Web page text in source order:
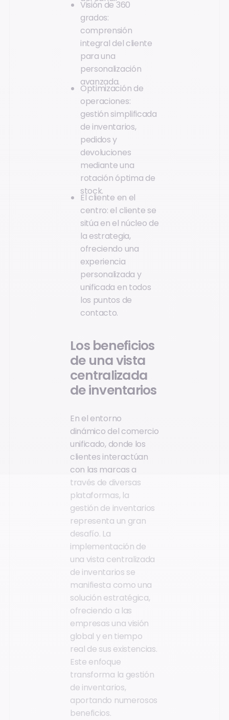
Visión de 360
grados:
comprensión
integral del cliente
para una
personalización
avanzada.
Optimización de
operaciones:
gestión simplificada
de inventarios,
pedidos y
devoluciones
mediante una
rotación óptima de
stock.
El cliente en el
centro: el cliente se
sitúa en el núcleo de
la estrategia,
ofreciendo una
experiencia
personalizada y
unificada en todos
los puntos de
contacto.
Los beneficios
de una vista
centralizada
de inventarios
En el entorno
dinámico del comercio
unificado, donde los
clientes interactúan
con las marcas a
través de diversas
plataformas, la
gestión de inventarios
representa un gran
desafío. La
implementación de
una vista centralizada
de inventarios se
manifiesta como una
solución estratégica,
ofreciendo a las
empresas una visión
global y en tiempo
real de sus existencias.
Este enfoque
transforma la gestión
de inventarios,
aportando numerosos
beneficios.